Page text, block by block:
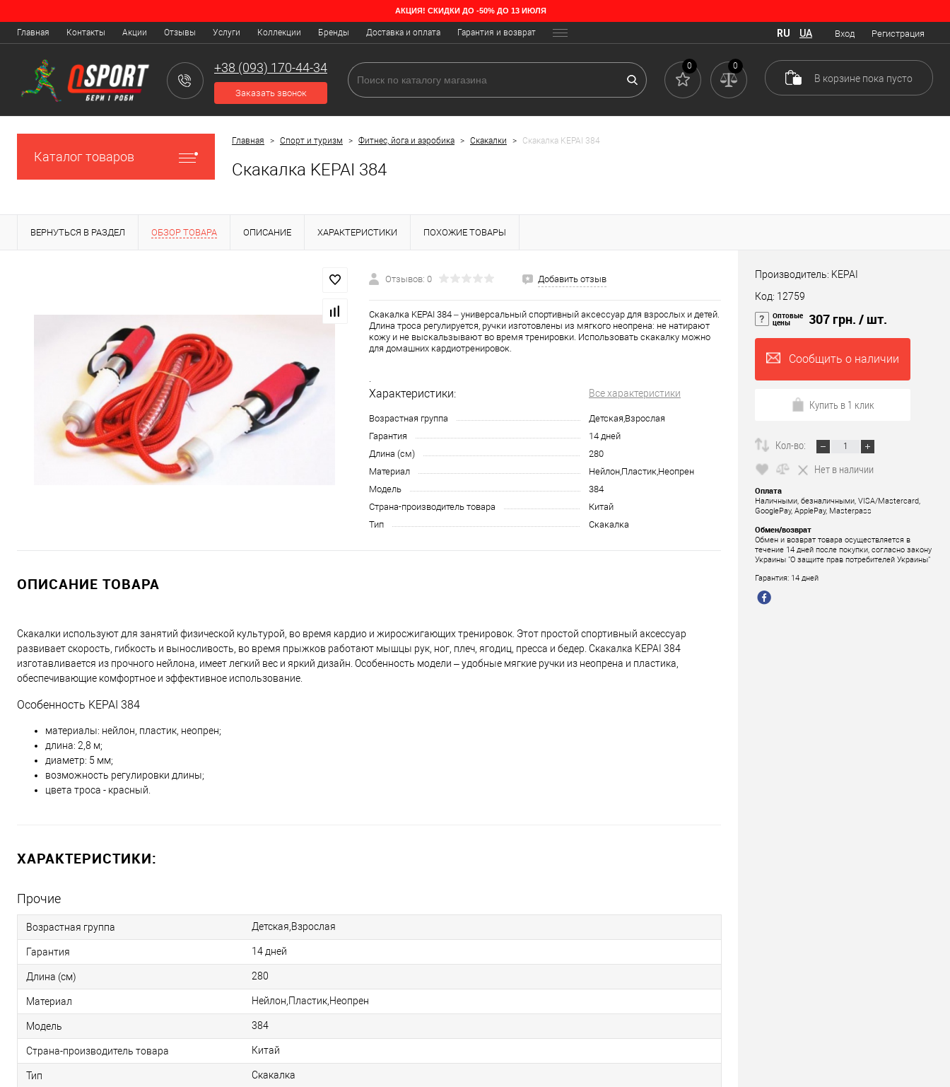
АКЦИЯ! СКИДКИ ДО -50% ДО 13 ИЮЛЯ
Главная Контакты Акции Отзывы Услуги Коллекции Бренды Доставка и оплата Гарантия и возврат Вход Регистрация
RU UA
+38 (093) 170-44-34
Заказать звонок
0 0
В корзине пока пусто
Каталог товаров
Главная > Спорт и туризм > Фитнес, йога и аэробика > Скакалки > Скакалка KEPAI 384
Скакалка KEPAI 384
ВЕРНУТЬСЯ В РАЗДЕЛ ОБЗОР ТОВАРА ОПИСАНИЕ ХАРАКТЕРИСТИКИ ПОХОЖИЕ ТОВАРЫ
Отзывов: 0 Добавить отзыв
Скакалка KEPAI 384 – универсальный спортивный аксессуар для взрослых и детей.
Длина троса регулируется, ручки изготовлены из мягкого неопрена: не натирают
кожу и не выскальзывают во время тренировки. Использовать скакалку можно
для домашних кардиотренировок.
Характеристики: Все характеристики
Возрастная группа
Детская,Взрослая
Гарантия
14 дней
Длина (см)
280
Материал
Нейлон,Пластик,Неопрен
Модель
384
Страна-производитель товара
Китай
Тип
Скакалка
ОПИСАНИЕ ТОВАРА
Скакалки используют для занятий физической культурой, во время кардио и жиросжигающих тренировок. Этот простой спортивный аксессуар
развивает скорость, гибкость и выносливость, во время прыжков работают мышцы рук, ног, плеч, ягодиц, пресса и бедер. Скакалка KEPAI 384
изготавливается из прочного нейлона, имеет легкий вес и яркий дизайн. Особенность модели – удобные мягкие ручки из неопрена и пластика,
обеспечивающие комфортное и эффективное использование.
Особенность KEPAI 384
материалы: нейлон, пластик, неопрен;
длина: 2,8 м;
диаметр: 5 мм;
возможность регулировки длины;
цвета троса - красный.
ХАРАКТЕРИСТИКИ:
Прочие
Возрастная группа Детская,Взрослая
Гарантия 14 дней
Длина (см) 280
Материал Нейлон,Пластик,Неопрен
Модель 384
Страна-производитель товара Китай
Тип Скакалка
Производитель: KEPAI
Код: 12759
Оптовые
цены 307 грн. / шт.
Сообщить о наличии
Купить в 1 клик
Кол-во:
Нет в наличии
Оплата
Наличными, безналичными, VISA/Mastercard,
GooglePay, ApplePay, Masterpass
Обмен/возврат
Обмен и возврат товара осуществляется в
течение 14 дней после покупки, согласно закону
Украины "О защите прав потребителей Украины"
Гарантия: 14 дней